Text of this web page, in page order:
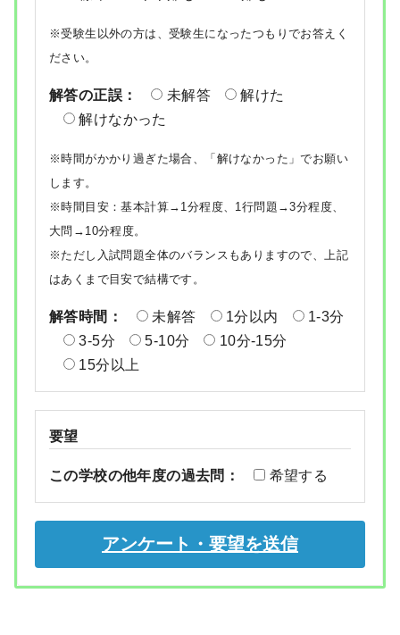
※受験生以外の方は、受験生になったつもりでお答えく
ださい。
解答の正誤： 未解答
解けた
解けなかった
※時間がかかり過ぎた場合、「解けなかった」でお願い
します。
※時間目安：基本計算→1分程度、1行問題→3分程度、
大問→10分程度。
※ただし入試問題全体のバランスもありますので、上記
はあくまで目安で結構です。
解答時間： 未解答 1分以内
1-3分
3-5分
5-10分
10分-15分
15分以上
要望
この学校の他年度の過去問： 希望する